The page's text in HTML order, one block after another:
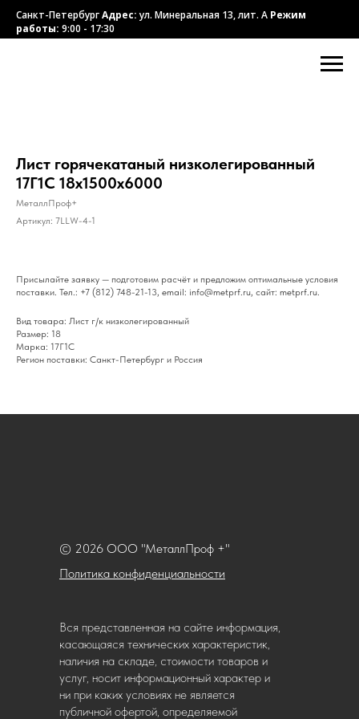
Санкт-ПетербургАдрес:ул. Минеральная 13, лит. А Режим
работы: 9:00 - 17:30
Лист горячекатаный низколегированный
17Г1С 18х1500х6000
МеталлПроф+
Артикул: 7LLW-4-1
Присылайте заявку — подготовим расчёт и предложим оптимальные условия
поставки. Тел.: +7 (812) 748-21-13, email: info@metprf.ru, сайт: metprf.ru.
Вид товара: Лист г/к низколегированный
Размер: 18
Марка: 17Г1С
Регион поставки: Санкт-Петербург и Россия
Политика конфиденциальности
© 2026 ООО "МеталлПроф +"
Вся представленная на сайте информация,
касающаяся технических характеристик,
наличия на складе, стоимости товаров и
услуг, носит информационный характер и
ни при каких условиях не является
публичной офертой, определяемой